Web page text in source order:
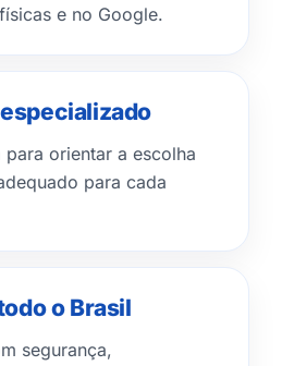
e no Google.
orientar a escolha
para cada
o Brasil
segurança,